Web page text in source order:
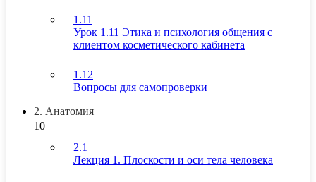
1.11
Урок 1.11 Этика и психология общения с
клиентом косметического кабинета
1.12
Вопросы для самопроверки
2. Анатомия
10
2.1
Лекция 1. Плоскости и оси тела человека